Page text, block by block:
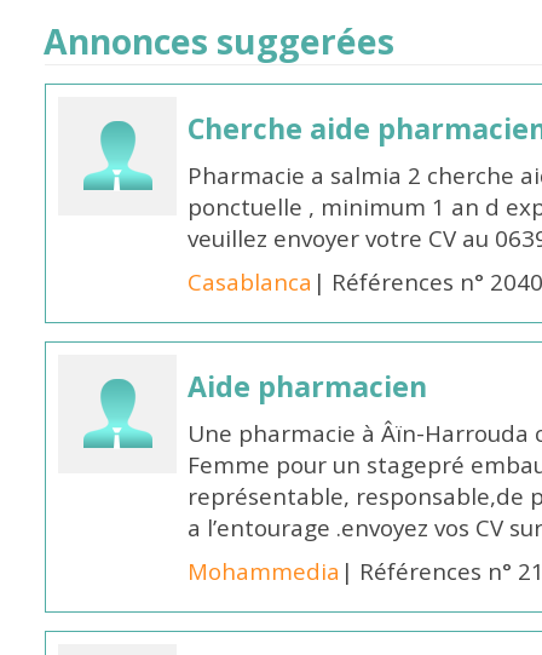
Annonces suggerées
Cherche aide
Pharmacie a salmia 2 cherche
ponctuelle , minimum 1 an d
veuillez envoyer votre CV au
Casablanca | Références n°
Aide pharmacien
Une pharmacie à Âïn-Harrouda
Femme pour un stagepré
représentable,
a l’entourage .envoyez vos CV
Mohammedia | Références n°